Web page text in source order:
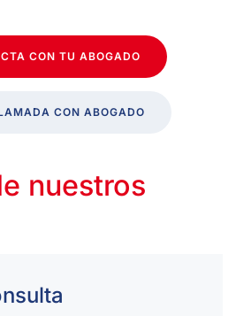
CON TU ABOGADO
CON ABOGADO
nuestros